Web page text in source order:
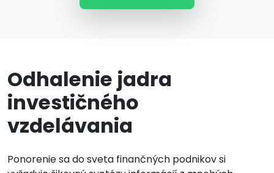
Odhalenie jadra
investičného
vzdelávania
Ponorenie sa do sveta finančných podnikov si